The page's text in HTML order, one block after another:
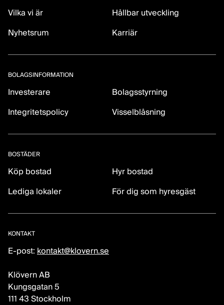
Vilka vi är
Hållbar utveckling
Nyhetsrum
Karriär
BOLAGSINFORMATION
Investerare
Bolagsstyrning
Integritetspolicy
Visselblåsning
BOSTÄDER
Köp bostad
Hyr bostad
Lediga lokaler
För dig som hyresgäst
KONTAKT
E-post: kontakt@klovern.se
Klövern AB
Kungsgatan 5
111 43 Stockholm